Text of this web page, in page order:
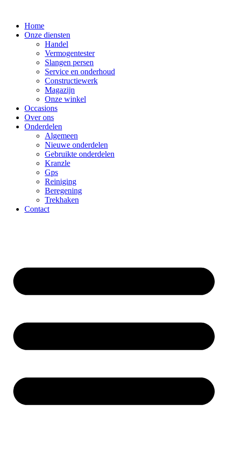
inhoud
Home
Onze diensten
Handel
Vermogentester
Slangen persen
Service en onderhoud
Constructiewerk
Magazijn
Onze winkel
Occasions
Over ons
Onderdelen
Algemeen
Nieuwe onderdelen
Gebruikte onderdelen
Kranzle
Gps
Reiniging
Beregening
Trekhaken
Contact